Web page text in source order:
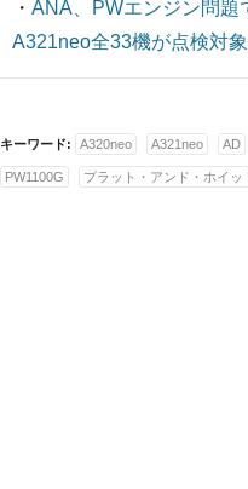
・ ANA、PWエンジン問
A321neo全33機が点検対象
キーワード: A320neo A321neo AD
PW1100G プラット・アンド・ホイッ